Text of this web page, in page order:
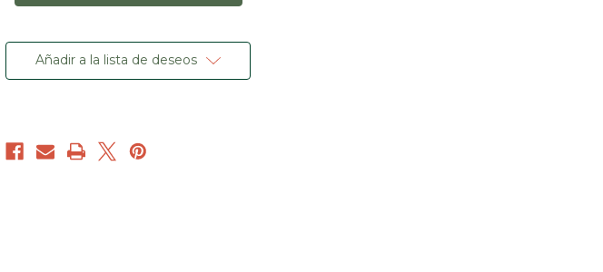
Cuero
el
Crecimiento
Cabello
Cuero
el
Crecimiento
Cabello
Añadir a la lista de deseos